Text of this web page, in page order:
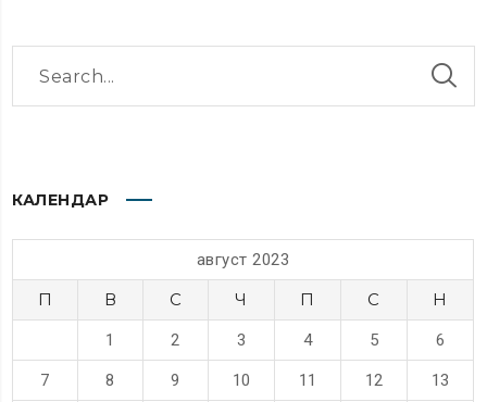
КАЛЕНДАР
август 2023
П В С Ч П С Н
1 2 3 4 5 6
7 8 9 10 11 12 13